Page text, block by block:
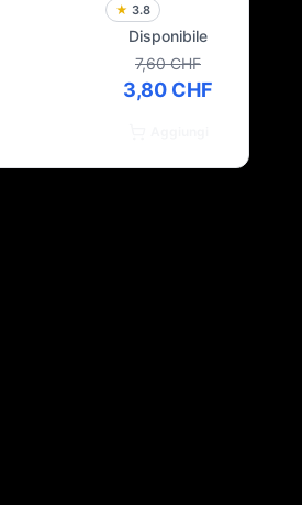
★ 3.8
Disponibile
7,60 CHF
3,80 CHF